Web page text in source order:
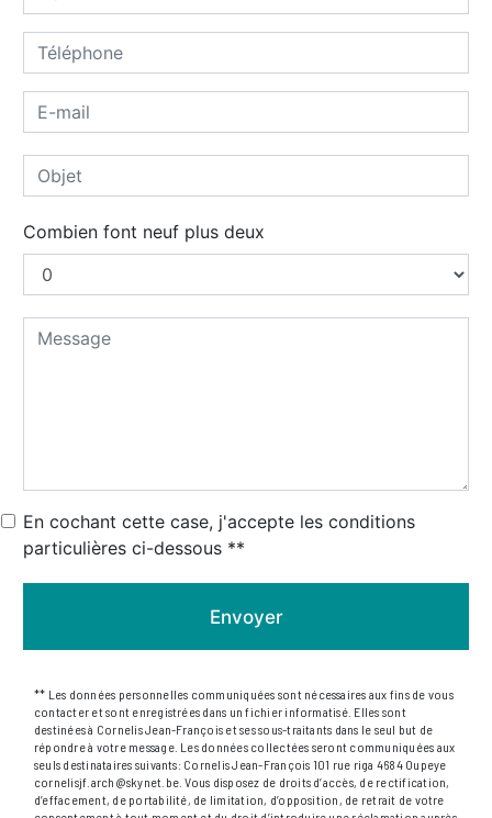
Combien font neuf plus deux
En cochant cette case, j'accepte les conditions
particulières ci-dessous **
Envoyer
** Les données personnelles communiquées sont nécessaires aux fins de vous
contacter et sont enregistrées dans un fichier informatisé. Elles sont
destinées à Cornelis Jean-François et ses sous-traitants dans le seul but de
répondre à votre message. Les données collectées seront communiquées aux
seuls destinataires suivants: Cornelis Jean-François 101 rue riga 4684 Oupeye
cornelisjf.arch@skynet.be. Vous disposez de droits d’accès, de rectification,
d’effacement, de portabilité, de limitation, d’opposition, de retrait de votre